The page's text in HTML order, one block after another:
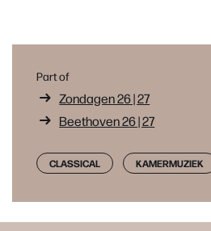
Part of
Zondagen 26 | 27
Beethoven 26 | 27
CLASSICAL KAMERMUZIEK